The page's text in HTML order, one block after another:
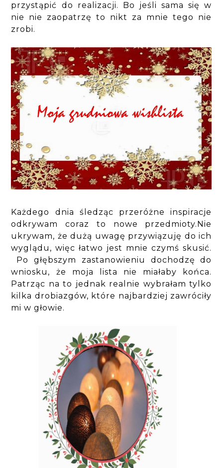
przystąpić do realizacji. Bo jeśli sama się w
nie nie zaopatrzę to nikt za mnie tego nie
zrobi.
Każdego dnia śledząc przeróżne inspiracje
odkrywam coraz to nowe przedmioty.Nie
ukrywam, że dużą uwagę przywiązuję do ich
wyglądu, więc łatwo jest mnie czymś skusić.
Po głębszym zastanowieniu dochodzę do
wniosku, że moja lista nie miałaby końca.
Patrząc na to jednak realnie wybrałam tylko
kilka drobiazgów, które najbardziej zawróciły
mi w głowie.